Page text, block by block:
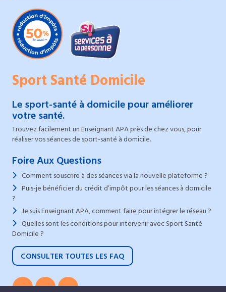
Sport Santé Domicile
Le sport-santé à domicile pour améliorer
votre santé.
Trouvez facilement un Enseignant APA près de chez vous, pour
réaliser vos séances de sport-santé à domicile.
Foire Aux Questions
Comment souscrire à des séances via la nouvelle plateforme ?
Puis-je bénéficier du crédit d’impôt pour les séances à domicile
?
Je suis Enseignant APA, comment faire pour intégrer le réseau ?
Quelles sont les conditions pour intervenir avec Sport Santé
Domicile ?
CONSULTER TOUTES LES FAQ